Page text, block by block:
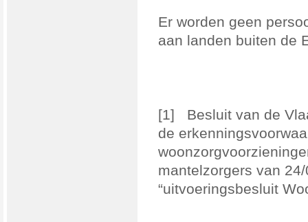
Er worden geen
aan landen buiten de
[1] Besluit van de
de
mantelzorgers van
“uitvoeringsbesluit